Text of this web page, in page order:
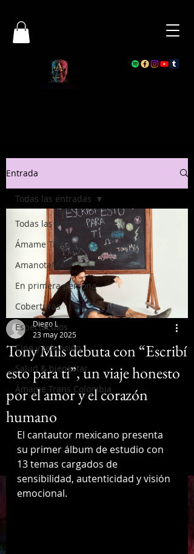
Entrada
Todas las entradas
Ámame Trans Mx
AmanotaMx
En primera persona
Coberturas
Espectáculos
Cine y televisión
Salud & bienestar
Ámame Trans Colombia
Todas las entradas
Tony Mils debuta con “Escribí
esto para ti”, un viaje honesto
por el amor y el corazón
humano
Diego L
23 may 2025
El cantautor mexicano presenta
su primer álbum de estudio con
13 temas cargados de
sensibilidad, autenticidad y visión
emocional.